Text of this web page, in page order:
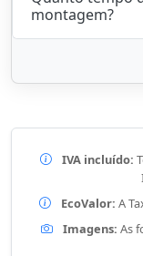
montagem?
IVA incluído:
EcoValor: A
Imagens: As